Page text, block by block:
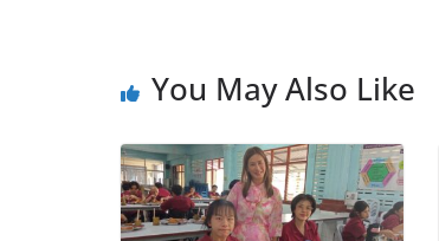
You May Also Like